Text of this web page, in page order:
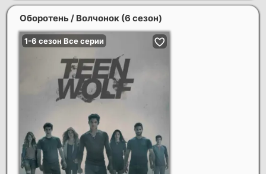
Оборотень / Волчонок (6 сезон)